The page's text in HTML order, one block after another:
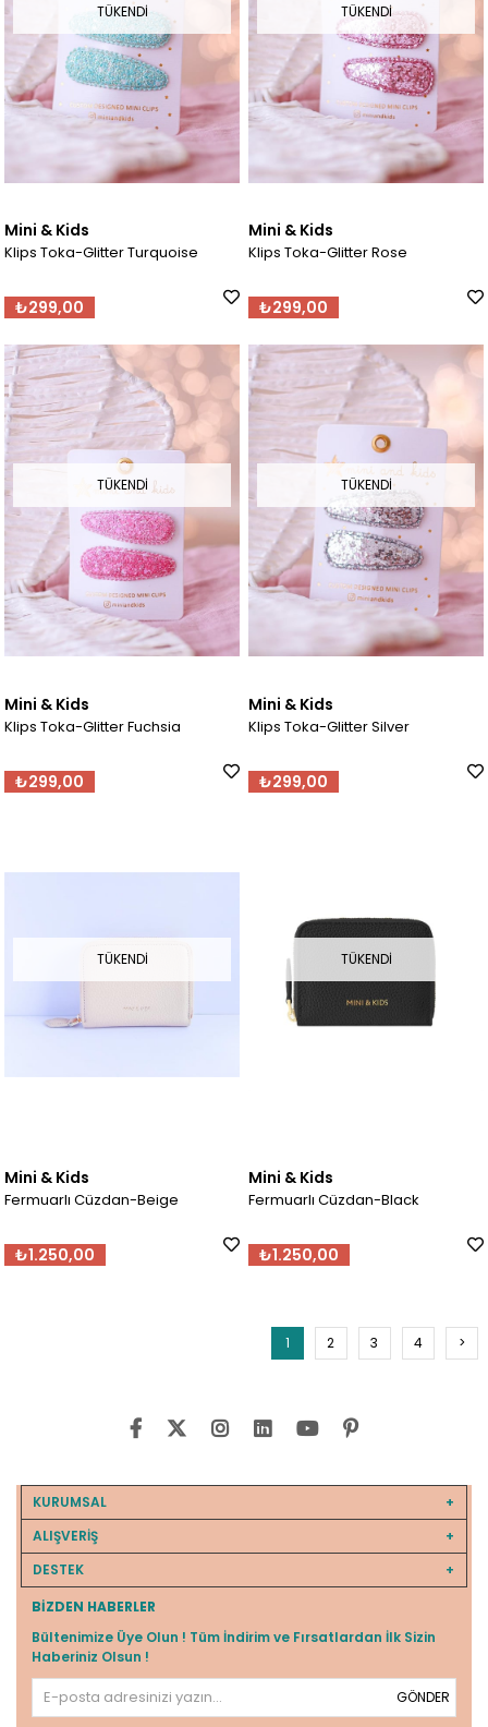
TÜKENDI
Mini & Kids
Klips Toka-Glitter Turquoise
₺299,00
TÜKENDI
Mini & Kids
Klips Toka-Glitter Rose
₺299,00
TÜKENDI
Mini & Kids
Klips Toka-Glitter Fuchsia
₺299,00
TÜKENDI
Mini & Kids
Klips Toka-Glitter Silver
₺299,00
TÜKENDI
Mini & Kids
Fermuarlı Cüzdan-Beige
₺1.250,00
TÜKENDI
Mini & Kids
Fermuarlı Cüzdan-Black
₺1.250,00
1 2 3 4 >
KURUMSAL
ALIŞVERİŞ
DESTEK
BIZDEN HABERLER
Bültenimize Üye Olun ! Tüm İndirim ve Fırsatlardan İlk Sizin
Haberiniz Olsun !
GÖNDER